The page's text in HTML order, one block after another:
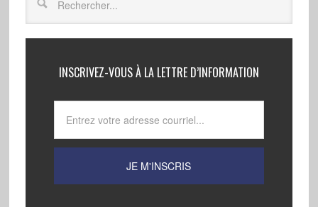
INSCRIVEZ-VOUS À LA LETTRE D’INFORMATION